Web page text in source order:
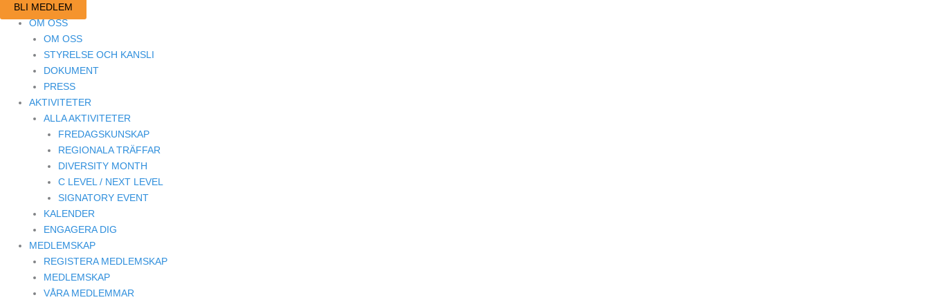
BLI MEDLEM
OM OSS
OM OSS
STYRELSE OCH KANSLI
DOKUMENT
PRESS
AKTIVITETER
ALLA AKTIVITETER
FREDAGSKUNSKAP
REGIONALA TRÄFFAR
DIVERSITY MONTH
C LEVEL / NEXT LEVEL
SIGNATORY EVENT
KALENDER
ENGAGERA DIG
MEDLEMSKAP
REGISTERA MEDLEMSKAP
MEDLEMSKAP
VÅRA MEDLEMMAR